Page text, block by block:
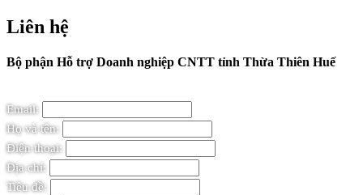
Liên hệ
Bộ phận Hỗ trợ Doanh nghiệp CNTT tỉnh Thừa Thiên Huế
Email:
Họ và tên:
Điện thoại:
Địa chỉ:
Tiêu đề: